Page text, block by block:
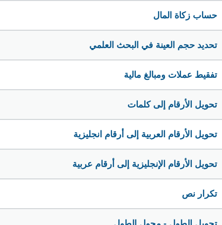
حساب زكاة المال
تحديد حجم العينة في البحث العلمي
تفقيط عملات ومبالغ مالية
تحويل الأرقام إلى كلمات
تحويل الأرقام العربية إلى أرقام انجليزية
تحويل الأرقام الإنجليزية إلى أرقام عربية
تكرار نص